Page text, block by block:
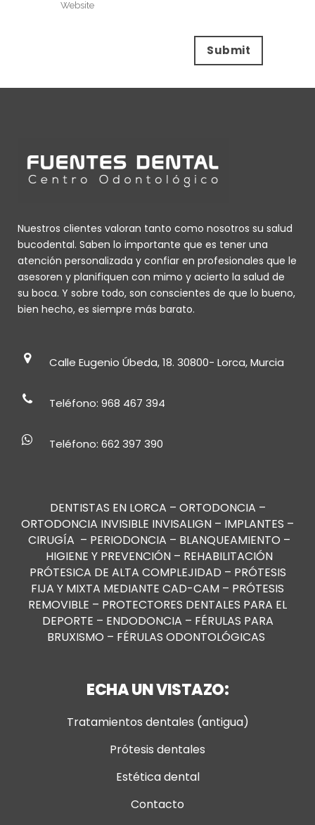
Nuestros clientes valoran tanto como nosotros su salud
bucodental. Saben lo importante que es tener una
atención personalizada y confiar en profesionales que le
asesoren y planifiquen con mimo y acierto la salud de
su boca. Y sobre todo, son conscientes de que lo bueno,
bien hecho, es siempre más barato.
Calle Eugenio Úbeda, 18. 30800- Lorca, Murcia
Teléfono: 968 467 394
Teléfono: 662 397 390
DENTISTAS EN LORCA – ORTODONCIA –
ORTODONCIA INVISIBLE INVISALIGN – IMPLANTES –
CIRUGÍA – PERIODONCIA – BLANQUEAMIENTO –
HIGIENE Y PREVENCIÓN– REHABILITACIÓN
PRÓTESICA DE ALTA COMPLEJIDAD – PRÓTESIS
FIJA Y MIXTA MEDIANTE CAD-CAM – PRÓTESIS
REMOVIBLE – PROTECTORES DENTALES PARA EL
DEPORTE – ENDODONCIA – FÉRULAS PARA
BRUXISMO – FÉRULAS ODONTOLÓGICAS
ECHA UN VISTAZO:
Tratamientos dentales (antigua)
Prótesis dentales
Estética dental
Contacto